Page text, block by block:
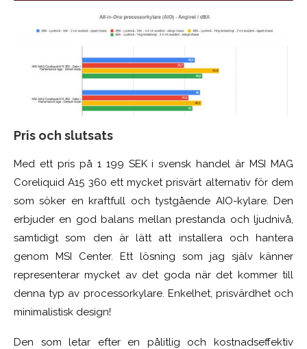
Pris och slutsats
Med ett pris på 1 199 SEK i svensk handel är MSI MAG
Coreliquid A15 360 ett mycket prisvärt alternativ för dem
som söker en kraftfull och tystgående AIO-kylare. Den
erbjuder en god balans mellan prestanda och ljudnivå,
samtidigt som den är lätt att installera och hantera
genom MSI Center. Ett lösning som jag själv känner
representerar mycket av det goda när det kommer till
denna typ av processorkylare. Enkelhet, prisvärdhet och
minimalistisk design!
Den som letar efter en pålitlig och kostnadseffektiv